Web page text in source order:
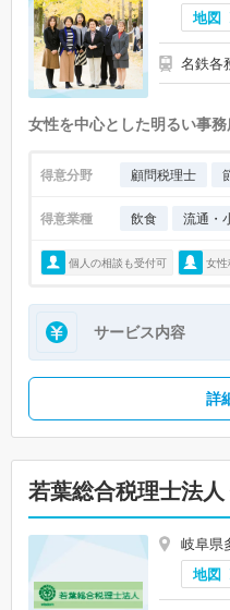
地図
名鉄各
女性を中心とした明るい事務
得意分野 顧問税理士
得意業種 飲食 流通・
個人の相談も受付可 女性
サービス内容
詳
若葉総合税理士法
岐阜県
地図